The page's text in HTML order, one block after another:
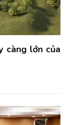
càng lớn của